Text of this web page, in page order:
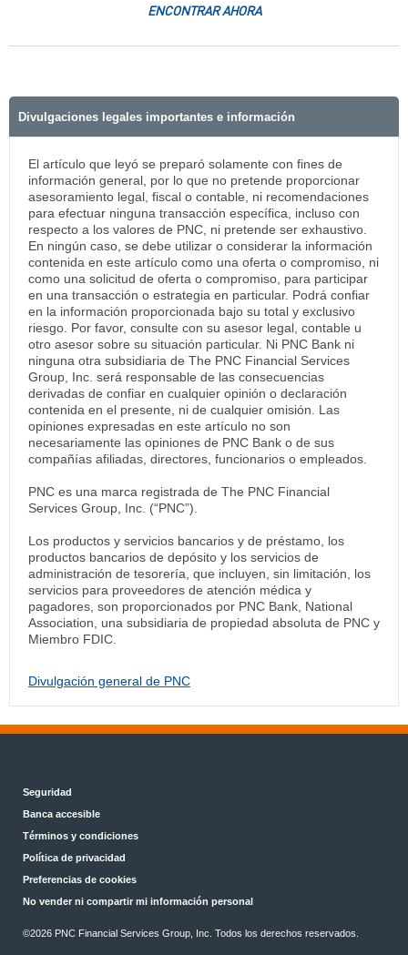
ENCONTRAR AHORA
Divulgaciones legales importantes e información
El artículo que leyó se preparó solamente con fines de
información general, por lo que no pretende proporcionar
asesoramiento legal, fiscal o contable, ni recomendaciones
para efectuar ninguna transacción específica, incluso con
respecto a los valores de PNC, ni pretende ser exhaustivo.
En ningún caso, se debe utilizar o considerar la información
contenida en este artículo como una oferta o compromiso, ni
como una solicitud de oferta o compromiso, para participar
en una transacción o estrategia en particular. Podrá confiar
en la información proporcionada bajo su total y exclusivo
riesgo. Por favor, consulte con su asesor legal, contable u
otro asesor sobre su situación particular. Ni PNC Bank ni
ninguna otra subsidiaria de The PNC Financial Services
Group, Inc. será responsable de las consecuencias
derivadas de confiar en cualquier opinión o declaración
contenida en el presente, ni de cualquier omisión. Las
opiniones expresadas en este artículo no son
necesariamente las opiniones de PNC Bank o de sus
compañías afiliadas, directores, funcionarios o empleados.
PNC es una marca registrada de The PNC Financial
Services Group, Inc. (“PNC”).
Los productos y servicios bancarios y de préstamo, los
productos bancarios de depósito y los servicios de
administración de tesorería, que incluyen, sin limitación, los
servicios para proveedores de atención médica y
pagadores, son proporcionados por PNC Bank, National
Association, una subsidiaria de propiedad absoluta de PNC y
Miembro FDIC.
Divulgación general de PNC
Seguridad
Banca accesible
Términos y condiciones
Política de privacidad
Preferencias de cookies
No vender ni compartir mi información personal
©2026 PNC Financial Services Group, Inc. Todos los derechos reservados.